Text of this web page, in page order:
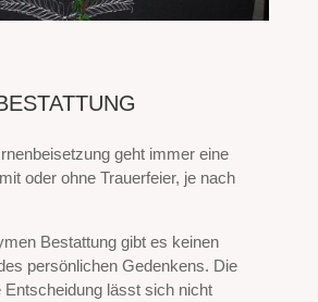
geht immer eine
oder ohne Trauerfeier, je nach
Bestattung gibt es keinen
persönlichen Gedenkens. Die
Entscheidung lässt sich nicht